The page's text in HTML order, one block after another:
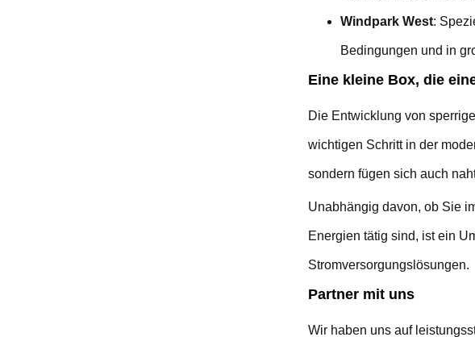
Windpark West:
Bedingungen und in
Eine kleine Box, die
Die Entwicklung von
wichtigen Schritt in der
sondern fügen sich auch
Unabhängig davon, ob Sie
Energien tätig sind, ist ein
Stromversorgungslösungen.
Partner mit uns
Wir haben uns auf